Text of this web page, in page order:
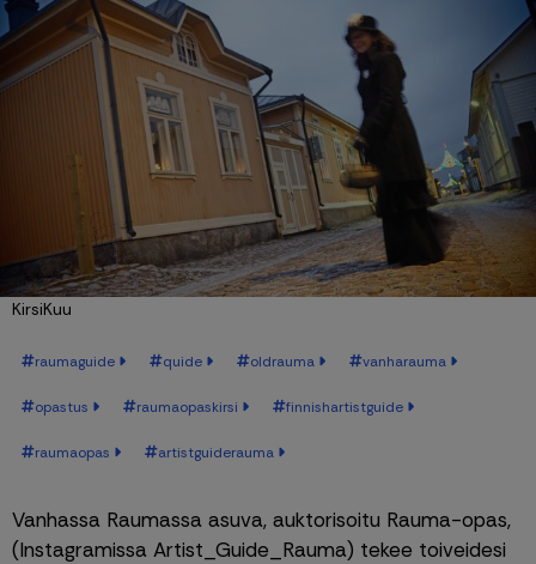
KirsiKuu
raumaguide quide oldrauma vanharauma
opastus raumaopaskirsi finnishartistguide
raumaopas artistguiderauma
Vanhassa Raumassa asuva, auktorisoitu Rauma-opas,
(Instagramissa Artist_Guide_Rauma) tekee toiveidesi